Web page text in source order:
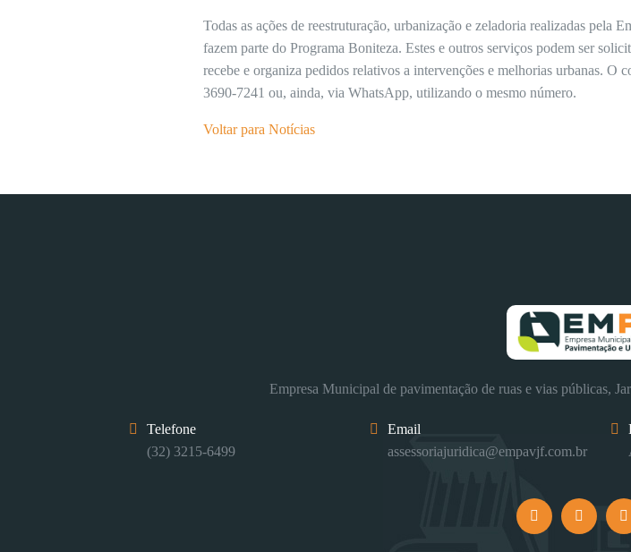
Todas as ações de reestruturação, urbanização e zeladoria realizadas pela
fazem parte do Programa Boniteza. Estes e outros serviços podem ser
recebe e organiza pedidos relativos a intervenções e melhorias urbanas.
3690-7241 ou, ainda, via WhatsApp, utilizando o mesmo número.
Voltar para Notícias
Empresa Municipal de pavimentação de ruas e vias públicas,
Telefone
(32) 3215-6499
Email
assessoriajuridica@empavjf.com.br